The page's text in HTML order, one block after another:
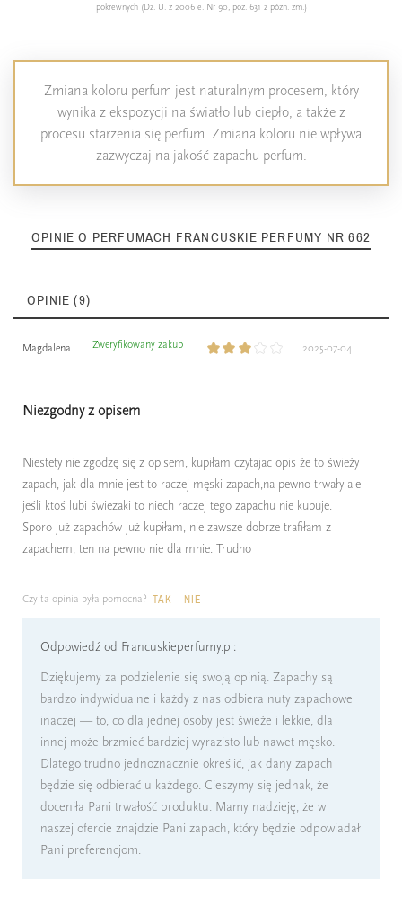
pokrewnych (Dz. U. z 2006 e. Nr 90, poz. 631 z późn. zm.)
Zmiana koloru perfum jest naturalnym procesem, który
wynika z ekspozycji na światło lub ciepło, a także z
procesu starzenia się perfum. Zmiana koloru nie wpływa
zazwyczaj na jakość zapachu perfum.
OPINIE O PERFUMACH FRANCUSKIE PERFUMY NR 662
OPINIE (9)
Magdalena Zweryfikowany zakup 2025-07-04
Niezgodny z opisem
Niestety nie zgodzę się z opisem, kupiłam czytajac opis że to świeży
zapach, jak dla mnie jest to raczej męski zapach,na pewno trwały ale
jeśli ktoś lubi świeżaki to niech raczej tego zapachu nie kupuje.
Sporo już zapachów już kupiłam, nie zawsze dobrze trafiłam z
zapachem, ten na pewno nie dla mnie. Trudno
Czy ta opinia była pomocna? TAK NIE
Odpowiedź od Francuskieperfumy.pl:
Dziękujemy za podzielenie się swoją opinią. Zapachy są
bardzo indywidualne i każdy z nas odbiera nuty zapachowe
inaczej — to, co dla jednej osoby jest świeże i lekkie, dla
innej może brzmieć bardziej wyrazisto lub nawet męsko.
Dlatego trudno jednoznacznie określić, jak dany zapach
będzie się odbierać u każdego. Cieszymy się jednak, że
doceniła Pani trwałość produktu. Mamy nadzieję, że w
naszej ofercie znajdzie Pani zapach, który będzie odpowiadał
Pani preferencjom.